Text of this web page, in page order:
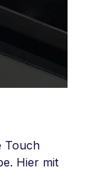
Touch
Hier mit